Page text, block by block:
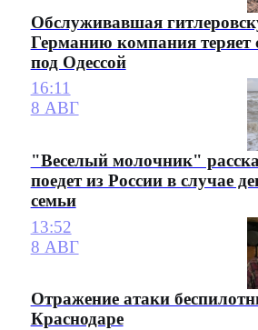
Обслуживавшая
Германию компания теряет
под Одессой
16:11
8 АВГ
"Веселый молочник"
поедет из России в случае
семьи
13:52
8 АВГ
Отражение атаки
Краснодаре